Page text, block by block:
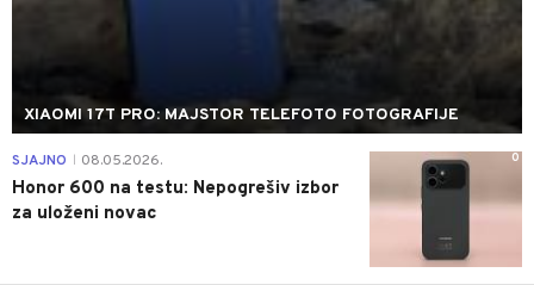
XIAOMI 17T PRO: MAJSTOR TELEFOTO FOTOGRAFIJE
0
SJAJNO 08.05.2026.
Honor 600 na testu: Nepogrešiv izbor
za uloženi novac